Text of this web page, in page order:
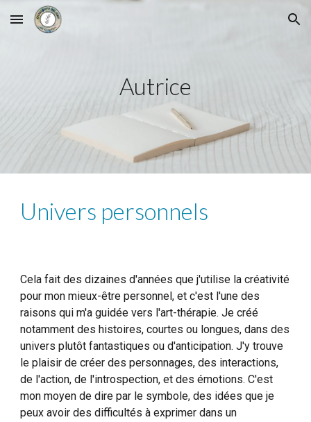
Skip to main content Skip to navigation
Autrice
Univers personnels
Cela fait des dizaines d'années que j'utilise la créativité
pour mon mieux-être personnel, et c'est l'une des
raisons qui m'a guidée vers l'art-thérapie. Je créé
notamment des histoires, courtes ou longues, dans des
univers plutôt fantastiques ou d'anticipation. J'y trouve
le plaisir de créer des personnages, des interactions,
de l'action, de l'introspection, et des émotions. C'est
mon moyen de dire par le symbole, des idées que je
peux avoir des difficultés à exprimer dans un